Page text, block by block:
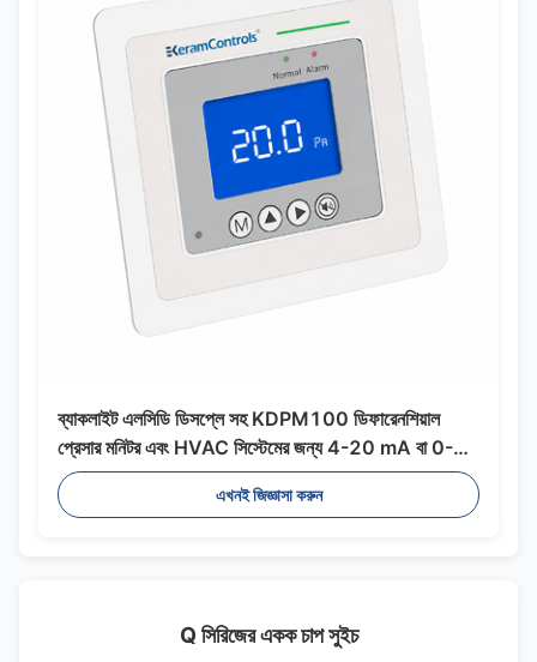
ব্যাকলাইট এলসিডি ডিসপ্লে সহ KDPM100 ডিফারেনশিয়াল
প্রেসার মনিটর এবং HVAC সিস্টেমের জন্য 4-20 mA বা 0-10
V আউটপুট
এখনই জিজ্ঞাসা করুন
Q সিরিজের একক চাপ সুইচ